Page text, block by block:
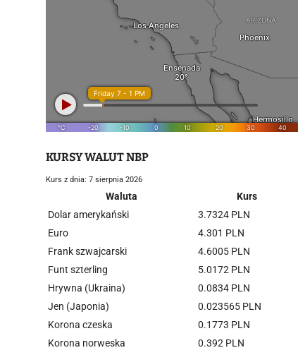
KURSY WALUT NBP
Kurs z dnia: 7 sierpnia 2026
Waluta
Kurs
Dolar amerykański
3.7324 PLN
Euro
4.301 PLN
Frank szwajcarski
4.6005 PLN
Funt szterling
5.0172 PLN
Hrywna (Ukraina)
0.0834 PLN
Jen (Japonia)
0.023565 PLN
Korona czeska
0.1773 PLN
Korona norweska
0.392 PLN